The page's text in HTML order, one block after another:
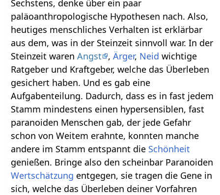
Sechstens, denke über ein paar
paläoanthropologische Hypothesen nach. Also,
heutiges menschliches Verhalten ist erklärbar
aus dem, was in der Steinzeit sinnvoll war. In der
Steinzeit warenAngst ,Ärger, Neid wichtige
Ratgeber und Kraftgeber, welche das Überleben
gesichert haben. Und es gab eine
Aufgabenteilung. Dadurch, dass es in fast jedem
Stamm mindestens einen hypersensiblen, fast
paranoiden Menschen gab, der jede Gefahr
schon von Weitem erahnte, konnten manche
andere im Stamm entspannt die Schönheit
genießen. Bringe also den scheinbar Paranoiden
Wertschätzung entgegen, sie tragen die Gene in
sich, welche das Überleben deiner Vorfahren